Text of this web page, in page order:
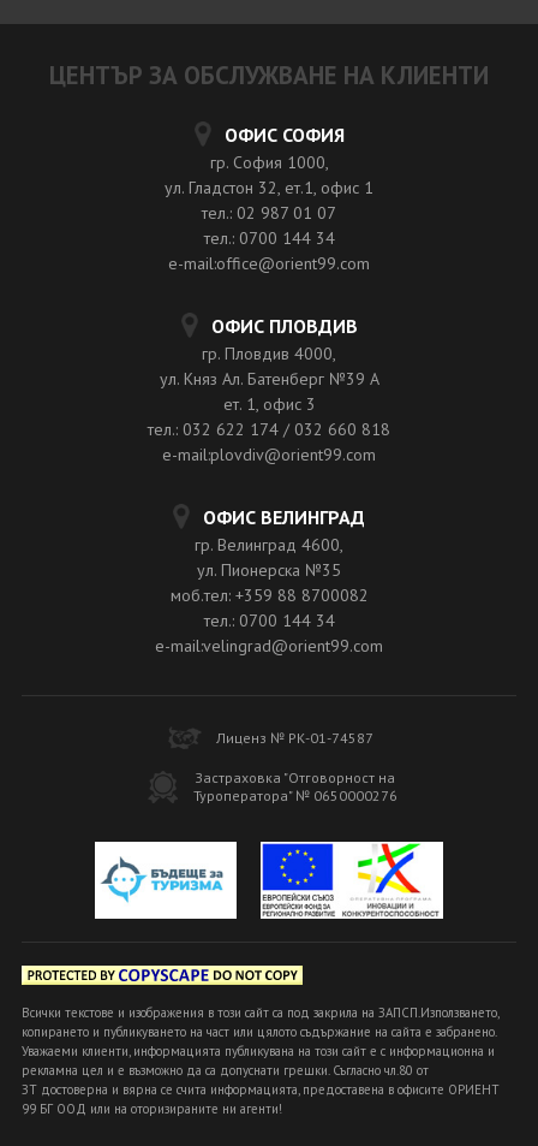
ЦЕНТЪР ЗА ОБСЛУЖВАНЕ НА КЛИЕНТИ
ОФИС СОФИЯ
гр. София 1000,
ул. Гладстон 32, ет.1, офис 1
тел.: 02 987 01 07
тел.: 0700 144 34
e-mail:office@orient99.com
ОФИС ПЛОВДИВ
гр. Пловдив 4000,
ул. Княз Ал. Батенберг №39 A
ет. 1, офис 3
тел.: 032 622 174 / 032 660 818
e-mail:plovdiv@orient99.com
ОФИС ВЕЛИНГРАД
гр. Велинград 4600,
ул. Пионерска №35
моб.тел: +359 88 8700082
тел.: 0700 144 34
e-mail:velingrad@orient99.com
Лиценз № РК-01-74587
Застраховка "Отговорност на
Туроператора" № 0650000276
Всички текстове и изображения в този сайт са под закрила на ЗАПСП.Използването,
копирането и публикуването на част или цялото съдържание на сайта е забранено.
Уважаеми клиенти, информацията публикувана на този сайт е с информационна и
рекламна цел и е възможно да са допуснати грешки. Съгласно чл.80 от
ЗТ достоверна и вярна се счита информацията, предоставена в офисите ОРИЕНТ
99 БГ ООД или на оторизираните ни агенти!